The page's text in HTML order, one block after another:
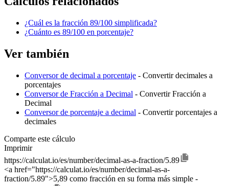
¿Cuál es la fracción 89/100 simplificada?
¿Cuánto es 89/100 en porcentaje?
Ver también
Conversor de decimal a porcentaje - Convertir decimales a
porcentajes
Conversor de Fracción a Decimal - Convertir Fracción a
Decimal
Conversor de porcentaje a decimal - Convertir porcentajes a
decimales
Comparte este cálculo
Imprimir
https://calculat.io/es/number/decimal-as-a-fraction/5.89
<a href="https://calculat.io/es/number/decimal-as-a-
fraction/5.89">5,89 como fracción en su forma más simple -